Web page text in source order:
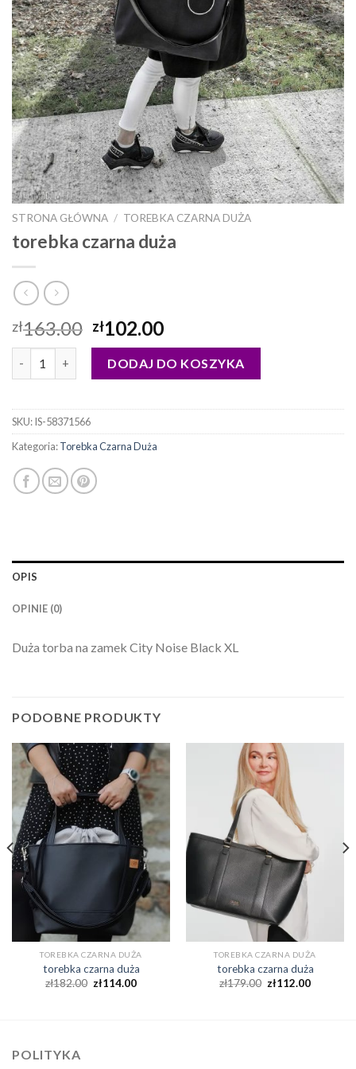
STRONA GŁÓWNA / TOREBKA CZARNA DUŻA
torebka czarna duża
zł163.00 zł102.00
DODAJ DO KOSZYKA
SKU:IS-58371566
Kategoria:Torebka Czarna Duża
OPIS
OPINIE (0)
Duża torba na zamek City Noise Black XL
PODOBNE PRODUKTY
TOREBKA CZARNA DUŻA
torebka czarna duża
zł182.00 zł114.00
TOREBKA CZARNA DUŻA
torebka czarna duża
zł179.00 zł112.00
POLITYKA